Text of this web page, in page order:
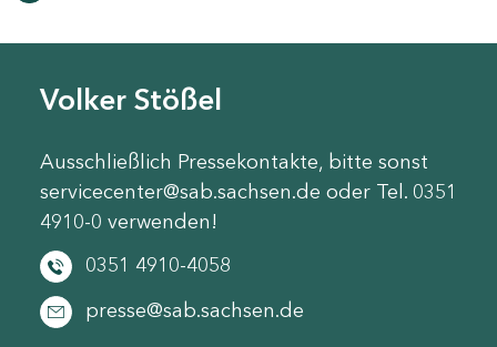
Volker Stößel
Ausschließlich Pressekontakte, bitte sonst
servicecenter@sab.sachsen.de oder Tel. 0351
4910-0 verwenden!
0351 4910-4058
presse@sab.sachsen.de